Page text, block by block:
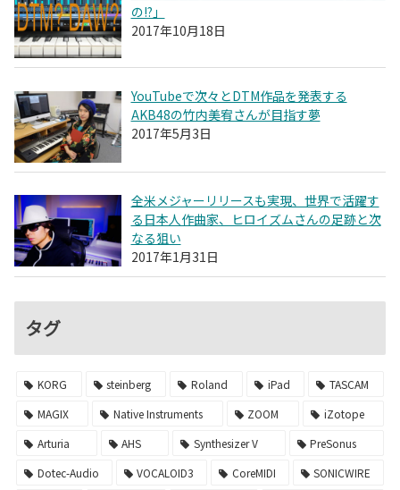
の!?」
2017年10月18日
YouTubeで次々とDTM作品を発表する
AKB48の竹内美宥さんが目指す夢
2017年5月3日
全米メジャーリリースも実現、世界で活躍す
る日本人作曲家、ヒロイズムさんの足跡と次
なる狙い
2017年1月31日
タグ
KORG steinberg Roland iPad
TASCAM
MAGIX
Native Instruments ZOOM
iZotope
Arturia
AHS Synthesizer V
PreSonus
Dotec-Audio
VOCALOID3 CoreMIDI
SONICWIRE